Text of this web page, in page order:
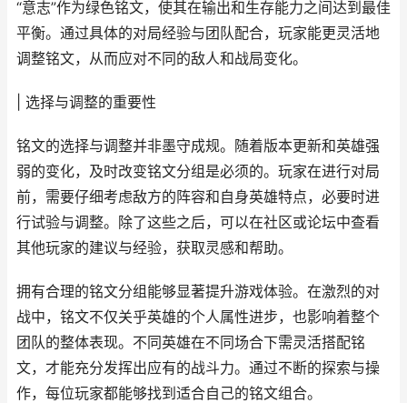
“意志”作为绿色铭文，使其在输出和生存能力之间达到最佳
平衡。通过具体的对局经验与团队配合，玩家能更灵活地
调整铭文，从而应对不同的敌人和战局变化。
| 选择与调整的重要性
铭文的选择与调整并非墨守成规。随着版本更新和英雄强
弱的变化，及时改变铭文分组是必须的。玩家在进行对局
前，需要仔细考虑敌方的阵容和自身英雄特点，必要时进
行试验与调整。除了这些之后，可以在社区或论坛中查看
其他玩家的建议与经验，获取灵感和帮助。
拥有合理的铭文分组能够显著提升游戏体验。在激烈的对
战中，铭文不仅关乎英雄的个人属性进步，也影响着整个
团队的整体表现。不同英雄在不同场合下需灵活搭配铭
文，才能充分发挥出应有的战斗力。通过不断的探索与操
作，每位玩家都能够找到适合自己的铭文组合。